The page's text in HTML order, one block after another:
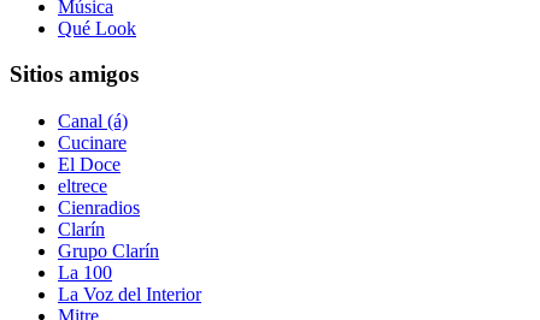
Música
Qué Look
Sitios amigos
Canal (á)
Cucinare
El Doce
eltrece
Cienradios
Clarín
Grupo Clarín
La 100
La Voz del Interior